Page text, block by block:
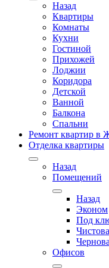
Назад
Квартиры
Комнаты
Кухни
Гостиной
Прихожей
Лоджии
Коридора
Детской
Ванной
Балкона
Спальни
Ремонт квартир в
Отделка квартиры
Назад
Помещений
Назад
Эконом
Под
Офисов